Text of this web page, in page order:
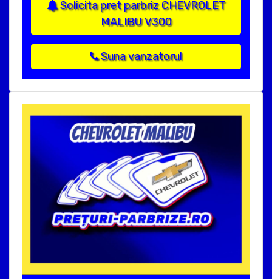
Solicita pret parbriz CHEVROLET
MALIBU V300
Suna vanzatorul